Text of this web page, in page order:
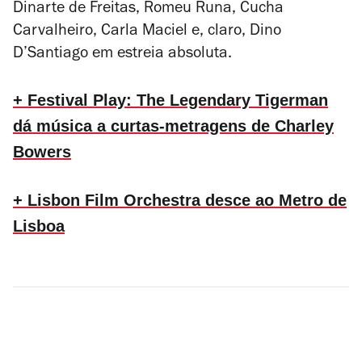
Dinarte de Freitas, Romeu Runa, Cucha
Carvalheiro, Carla Maciel e, claro, Dino
D’Santiago em estreia absoluta.
+ Festival Play: The Legendary Tigerman
dá música a curtas-metragens de Charley
Bowers
+ Lisbon Film Orchestra desce ao Metro de
Lisboa